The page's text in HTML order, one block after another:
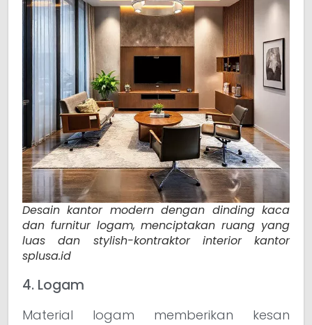
Desain kantor modern dengan dinding kaca
dan furnitur logam, menciptakan ruang yang
luas dan stylish-kontraktor interior kantor
splusa.id
4. Logam
Material logam memberikan kesan